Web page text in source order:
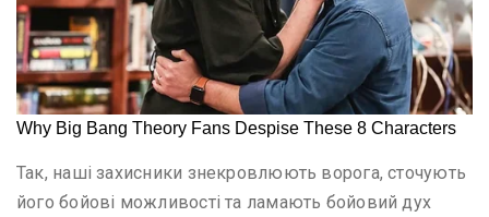
Так, наші захисники знекровлюють ворога, сточують
його бойові можливості та ламають бойовий дух